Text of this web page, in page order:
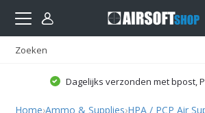
Dagelijks verzonden met bpost,
Home›Ammo & Supplies›HPA / PCP Air